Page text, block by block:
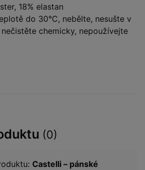
18% elastan
do 30°C, nebělte, nesušte v
chemicky, nepoužívejte
(0)
Castelli – pánské